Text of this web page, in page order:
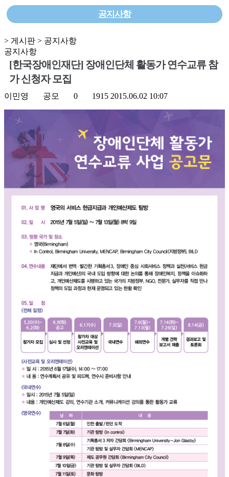
공지사항
> 게시판 > 공지사항
공지사항
[한국장애인재단] 장애인단체 활동가 연수교류 참
가 신청자 모집
이민영 공모 0 1915 2015.06.02 10:07